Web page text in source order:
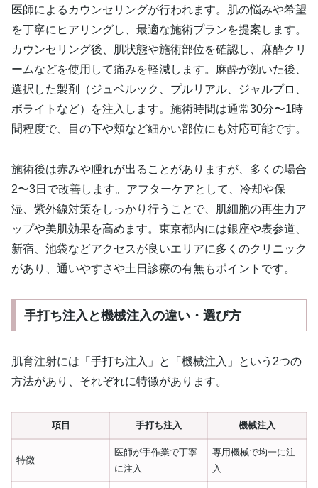
医師によるカウンセリングが行われます。肌の悩みや希望
を丁寧にヒアリングし、最適な施術プランを提案します。
カウンセリング後、肌状態や施術部位を確認し、麻酔クリ
ームなどを使用して痛みを軽減します。麻酔が効いた後、
選択した製剤（ジュベルック、プルリアル、ジャルプロ、
ボライトなど）を注入します。施術時間は通常30分〜1時
間程度で、目の下や頬など細かい部位にも対応可能です。
施術後は赤みや腫れが出ることがありますが、多くの場合
2〜3日で改善します。アフターケアとして、冷却や保
湿、紫外線対策をしっかり行うことで、肌細胞の再生力ア
ップや美肌効果を高めます。東京都内には銀座や表参道、
新宿、池袋などアクセスが良いエリアに多くのクリニック
があり、通いやすさや土日診療の有無もポイントです。
手打ち注入と機械注入の違い・選び方
肌育注射には「手打ち注入」と「機械注入」という2つの
方法があり、それぞれに特徴があります。
項目 手打ち注入 機械注入
特徴
医師が手作業で丁寧
に注入
専用機械で均一に注
入